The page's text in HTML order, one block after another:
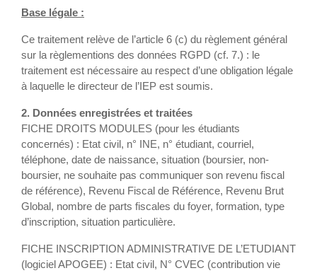
Base légale :
Ce traitement relève de l’article 6 (c) du règlement général
sur la règlementions des données RGPD (cf. 7.) : le
traitement est nécessaire au respect d’une obligation légale
à laquelle le directeur de l’IEP est soumis.
2. Données enregistrées et traitées
FICHE DROITS MODULES (pour les étudiants
concernés) : Etat civil, n° INE, n° étudiant, courriel,
téléphone, date de naissance, situation (boursier, non-
boursier, ne souhaite pas communiquer son revenu fiscal
de référence), Revenu Fiscal de Référence, Revenu Brut
Global, nombre de parts fiscales du foyer, formation, type
d’inscription, situation particulière.
FICHE INSCRIPTION ADMINISTRATIVE DE L’ETUDIANT
(logiciel APOGEE) : Etat civil, N° CVEC (contribution vie